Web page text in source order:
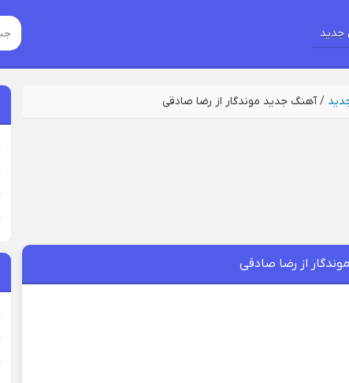
/آهنگ جدید موندگار از رضا صادقی
از رضا صادقی